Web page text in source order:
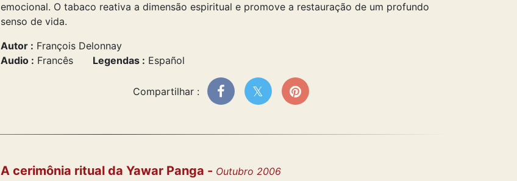
emocional. O tabaco reativa a dimensão espiritual e promove a restauração de um profundo
senso de vida.
Autor : François Delonnay
Audio : Francês Legendas : Español
Compartilhar :
A cerimônia ritual da Yawar Panga - Outubro 2006